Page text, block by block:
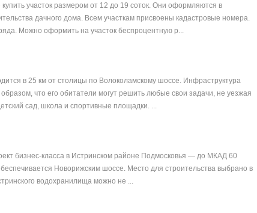
участок размером от 12 до 19 соток. Они оформляются в
дачного дома. Всем участкам присвоены кадастровые номера.
Можно оформить на участок беспроцентную р...
в 25 км от столицы по Волоколамскому шоссе. Инфраструктура
что его обитатели могут решить любые свои задачи, не уезжая
сад, школа и спортивные площадки. ...
бизнес-класса в Истринском районе Подмосковья — до МКАД 60
Новорижским шоссе. Место для строительства выбрано в
водохранилища можно не ...